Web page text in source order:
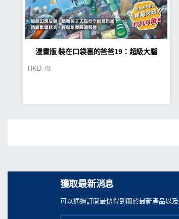
漫畫版 裝在口袋裏的爸爸19：超級大腦
HKD 78
獲取最新消息
可以通過訂閲最快得到關於最新產品以